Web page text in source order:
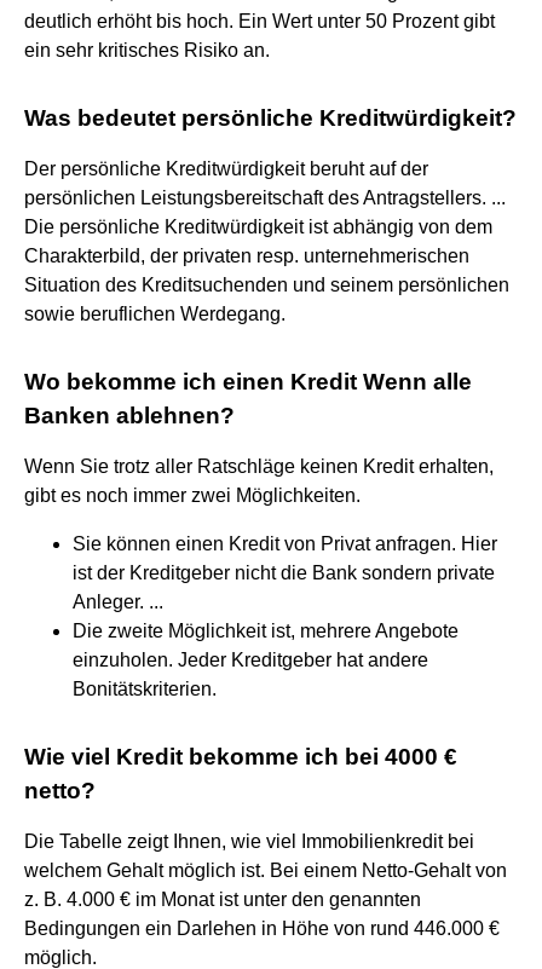
deutlich erhöht bis hoch. Ein Wert unter 50 Prozent gibt
ein sehr kritisches Risiko an.
Was bedeutet persönliche Kreditwürdigkeit?
Der persönliche Kreditwürdigkeit beruht auf der
persönlichen Leistungsbereitschaft des Antragstellers. ...
Die persönliche Kreditwürdigkeit ist abhängig von dem
Charakterbild, der privaten resp. unternehmerischen
Situation des Kreditsuchenden und seinem persönlichen
sowie beruflichen Werdegang.
Wo bekomme ich einen Kredit Wenn alle
Banken ablehnen?
Wenn Sie trotz aller Ratschläge keinen Kredit erhalten,
gibt es noch immer zwei Möglichkeiten.
Sie können einen Kredit von Privat anfragen. Hier
ist der Kreditgeber nicht die Bank sondern private
Anleger. ...
Die zweite Möglichkeit ist, mehrere Angebote
einzuholen. Jeder Kreditgeber hat andere
Bonitätskriterien.
Wie viel Kredit bekomme ich bei 4000 €
netto?
Die Tabelle zeigt Ihnen, wie viel Immobilienkredit bei
welchem Gehalt möglich ist. Bei einem Netto-Gehalt von
z. B. 4.000 € im Monat ist unter den genannten
Bedingungen ein Darlehen in Höhe von rund 446.000 €
möglich.